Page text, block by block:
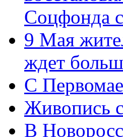
Соцфонда
9 Мая
ждет
C
Живопись
В